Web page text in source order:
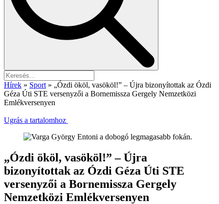
Hírek » Sport » „Ózdi ököl, vasököl!” – Újra bizonyítottak az Ózdi
Géza Úti STE versenyzői a Bornemissza Gergely Nemzetközi
Emlékversenyen
Ugrás a tartalomhoz
„Ózdi ököl, vasököl!” – Újra
bizonyítottak az Ózdi Géza Úti STE
versenyzői a Bornemissza Gergely
Nemzetközi Emlékversenyen